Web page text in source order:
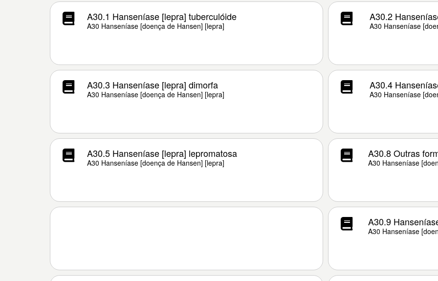
A30.1 Hanseníase [lepra] tuberculóide
A30 Hanseníase [doença de Hansen] [lepra]
A30.2
A30 Hanseníase
A30.3 Hanseníase [lepra] dimorfa
A30 Hanseníase [doença de Hansen] [lepra]
A30.4
A30 Hanseníase
A30.5 Hanseníase [lepra] lepromatosa
A30 Hanseníase [doença de Hansen] [lepra]
A30.8 Outras
A30 Hanseníase
A30.9
A30 Hanseníase